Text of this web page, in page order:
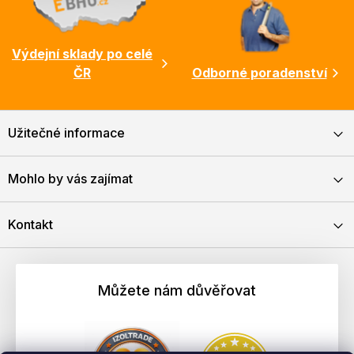
Výdejní sklady po celé
ČR
Odborné poradenství
Užitečné informace
Mohlo by vás zajímat
Kontakt
Můžete nám důvěřovat